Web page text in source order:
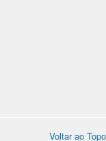
Voltar ao Topo